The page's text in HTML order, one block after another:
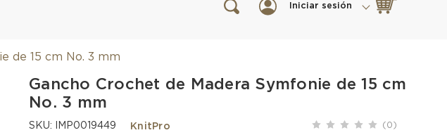
Iniciar sesión
de 15 cm No. 3 mm
Gancho Crochet de Madera Symfonie de 15 cm
No. 3 mm
SKU: IMP0019449 KnitPro (0)